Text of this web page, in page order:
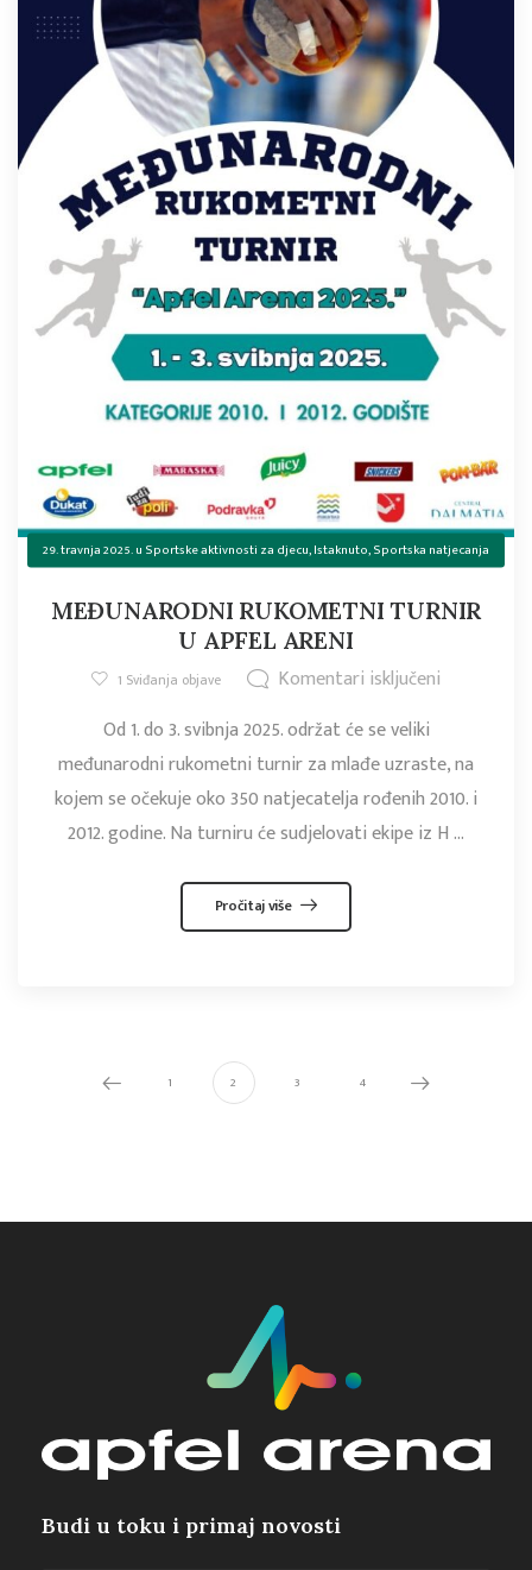
29. travnja 2025.u Sportske aktivnosti za djecu,Istaknuto,Sportska natjecanja
MEĐUNARODNI RUKOMETNI TURNIR
U APFEL ARENI
1 Sviđanja objave
Komentari isključeni
Od 1. do 3. svibnja 2025. održat će se veliki
međunarodni rukometni turnir za mlađe uzraste, na
kojem se očekuje oko 350 natjecatelja rođenih 2010. i
2012. godine. Na turniru će sudjelovati ekipe iz H ...
Pročitaj više
1 2 3 4
Budi u toku i primaj novosti